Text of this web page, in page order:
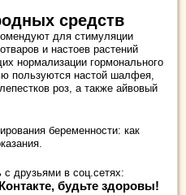
средств
для стимуляции
и настоев растений
нормализации гормонального
пользуются настой шалфея,
роз, а также айвовый
беременности: как
друзьями в соц.сетях:
будьте здоровы!